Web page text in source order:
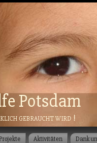
Potsdam
gebraucht wird !
Aktivitäten Dank